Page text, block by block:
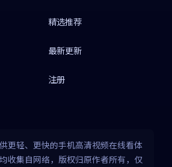
精选推荐
最新更新
注册
更轻、更快的手机高清视频在线看体
收集自网络，版权归原作者所有，仅